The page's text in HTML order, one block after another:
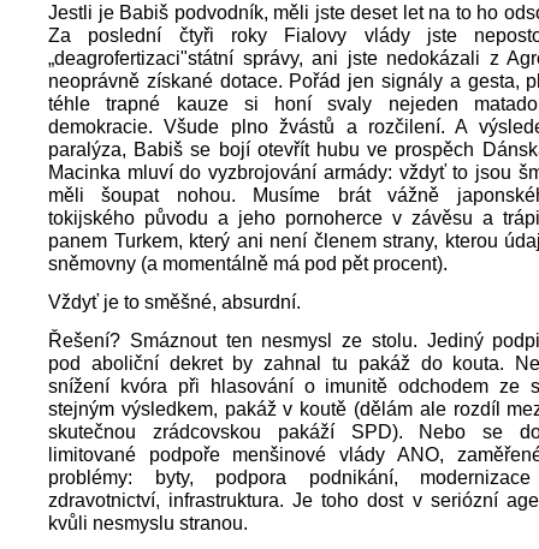
Jestli je Babiš podvodník, měli jste deset let na to ho
Za poslední čtyři roky Fialovy vlády jste
„deagrofertizaci"státní správy, ani jste nedokázali z
neoprávně získané dotace. Pořád jen signály a gesta,
téhle trapné kauze si honí svaly nejeden
demokracie. Všude plno žvástů a rozčilení. A
paralýza, Babiš se bojí otevřít hubu ve prospěch
Macinka mluví do vyzbrojování armády: vždyť to jsou
měli šoupat nohou. Musíme brát vážně
tokijského původu a jeho pornoherce v závěsu a
panem Turkem, který ani není členem strany, kterou
sněmovny (a momentálně má pod pět procent).
Vždyť je to směšné, absurdní.
Řešení? Smáznout ten nesmysl ze stolu. Jediný
pod aboliční dekret by zahnal tu pakáž do kouta.
snížení kvóra při hlasování o imunitě odchodem ze
stejným výsledkem, pakáž v koutě (dělám ale rozdíl
skutečnou zrádcovskou pakáží SPD). Nebo se
limitované podpoře menšinové vlády ANO,
problémy: byty, podpora podnikání,
zdravotnictví, infrastruktura. Je toho dost v seriózní
kvůli nesmyslu stranou.